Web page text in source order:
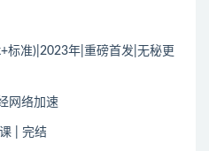
标准)|2023年|重磅首发|无秘更
网络加速
| 完结